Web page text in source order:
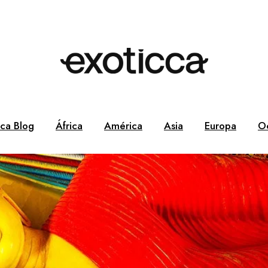
Blog África América Asia Europa